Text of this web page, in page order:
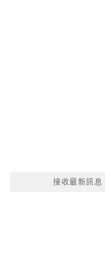
接收最新訊息